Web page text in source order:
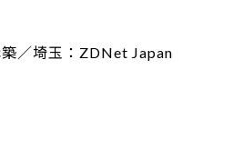
／埼玉：ZDNet Japan